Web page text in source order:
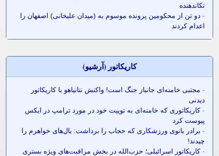
تکاندهنده
- دو تن از محکومین پرونده موسوم به (میدان علیخانی) اصفهان را
اعدام کردند
کاريکاتور (آرشيو)
- مجتبی خامنه‌ای جانباز جنگ است! واکنش نتانیاهو با کاریکاتور
دیدنی
- کاریکاتوری که خامنه‌ای به توییت خود در مورد ترامپ در ایکس
پیوست کرد
- برادر بانوی ورزشکاری که حجاب را برداشت: بال‌های خواهرم را
چیدند!
- کاریکاتور اسرائیلی؛ حزب‌الله در بخش مراقبت‌های ویژه بستری